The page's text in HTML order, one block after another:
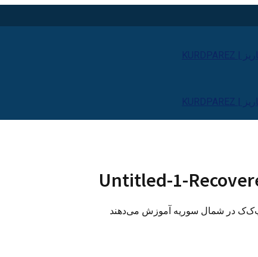
Untitled-1-